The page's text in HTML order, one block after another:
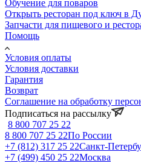
Обучение для поваров
Открыть ресторан под ключ в
Запчасти для пищевого и
Помощь
Условия оплаты
Условия доставки
Гарантия
Возврат
Соглашение на обработку
Подписаться на рассылку
8 800 707 25 22
8 800 707 25 22По России
+7 (812) 317 25 22Санкт-
+7 (499) 450 25 22Москва